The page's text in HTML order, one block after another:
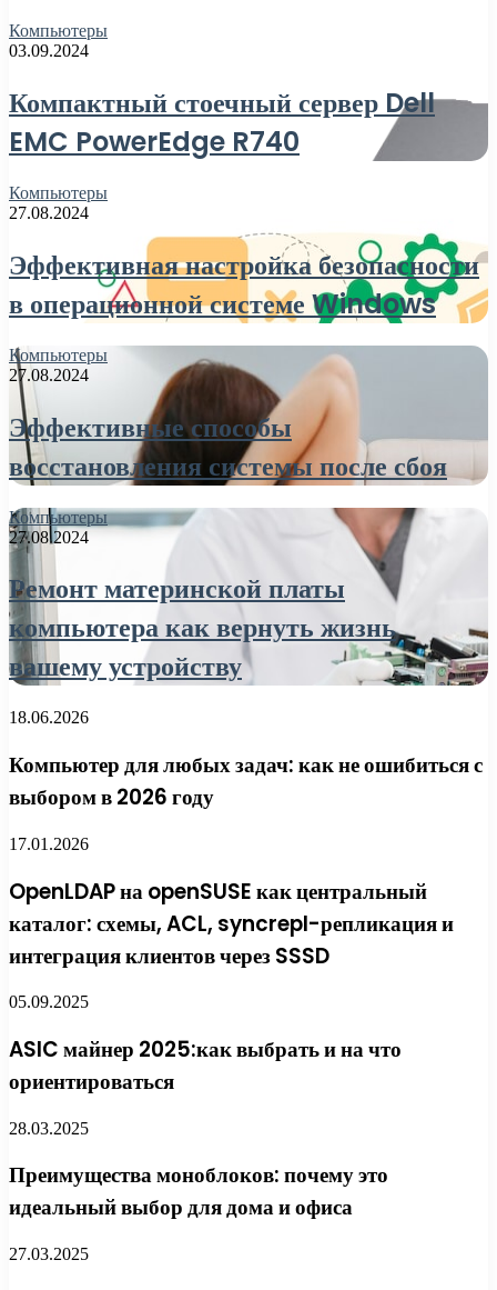
Компьютеры
03.09.2024
Компактный стоечный сервер Dell
EMC PowerEdge R740
Компьютеры
27.08.2024
Эффективная настройка безопасности
в операционной системе Windows
Компьютеры
27.08.2024
Эффективные способы
восстановления системы после сбоя
Компьютеры
27.08.2024
Ремонт материнской платы
компьютера как вернуть жизнь
вашему устройству
18.06.2026
Компьютер для любых задач: как не ошибиться с
выбором в 2026 году
17.01.2026
OpenLDAP на openSUSE как центральный
каталог: схемы, ACL, syncrepl-репликация и
интеграция клиентов через SSSD
05.09.2025
ASIC майнер 2025:как выбрать и на что
ориентироваться
28.03.2025
Преимущества моноблоков: почему это
идеальный выбор для дома и офиса
27.03.2025